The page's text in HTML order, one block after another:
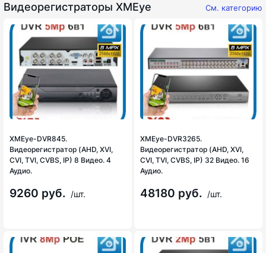
Видеорегистраторы XMEye См. категорию
XMEye-DVR845.
Видеорегистратор (AHD, XVI,
CVI, TVI, CVBS, IP) 8 Видео. 4
Аудио.
9260 руб. /шт.
XMEye-DVR3265.
Видеорегистратор (AHD, XVI,
CVI, TVI, CVBS, IP) 32 Видео. 16
Аудио.
48180 руб. /шт.